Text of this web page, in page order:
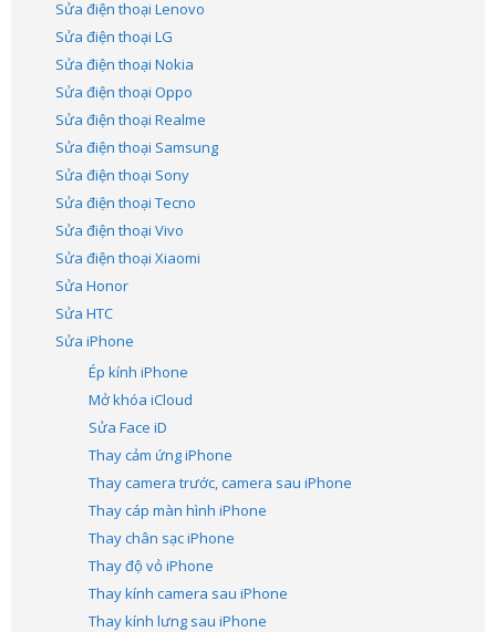
Sửa điện thoại Lenovo
Sửa điện thoại LG
Sửa điện thoại Nokia
Sửa điện thoại Oppo
Sửa điện thoại Realme
Sửa điện thoại Samsung
Sửa điện thoại Sony
Sửa điện thoại Tecno
Sửa điện thoại Vivo
Sửa điện thoại Xiaomi
Sửa Honor
Sửa HTC
Sửa iPhone
Ép kính iPhone
Mở khóa iCloud
Sửa Face iD
Thay cảm ứng iPhone
Thay camera trước, camera sau iPhone
Thay cáp màn hình iPhone
Thay chân sạc iPhone
Thay độ vỏ iPhone
Thay kính camera sau iPhone
Thay kính lưng sau iPhone